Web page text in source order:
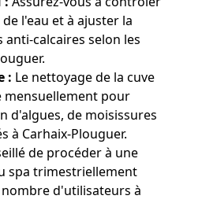
l'eau et à ajuster la
calcaires selon les
: Le nettoyage de la cuve
pour
d'algues, de moisissures
à Carhaix-Plouguer.
de procéder à une
spa trimestriellement
d'utilisateurs à